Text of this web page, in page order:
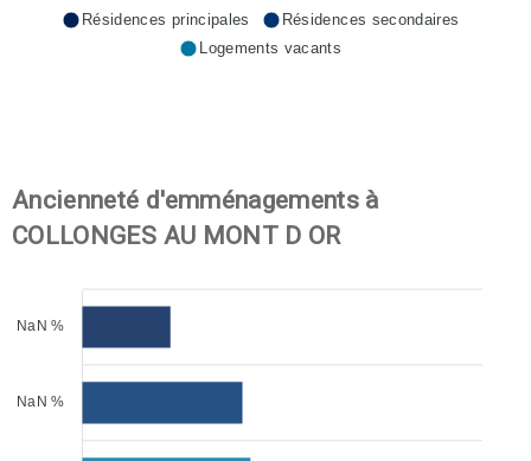
Résidences principales
Résidences secondaires
Logements vacants
Ancienneté d'emménagements à
COLLONGES AU MONT D OR
NaN %
NaN %